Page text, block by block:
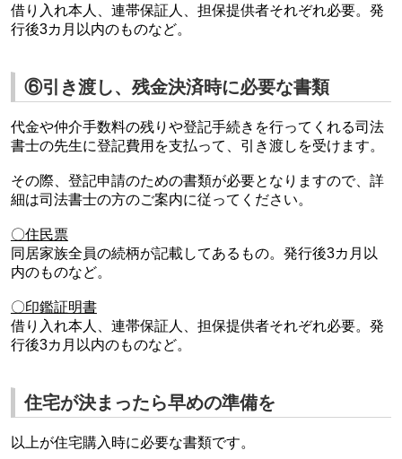
借り入れ本人、連帯保証人、担保提供者それぞれ必要。発
行後3カ月以内のものなど。
⑥引き渡し、残金決済時に必要な書類
代金や仲介手数料の残りや登記手続きを行ってくれる司法
書士の先生に登記費用を支払って、引き渡しを受けます。
その際、登記申請のための書類が必要となりますので、詳
細は司法書士の方のご案内に従ってください。
〇住民票
同居家族全員の続柄が記載してあるもの。発行後3カ月以
内のものなど。
〇印鑑証明書
借り入れ本人、連帯保証人、担保提供者それぞれ必要。発
行後3カ月以内のものなど。
住宅が決まったら早めの準備を
以上が住宅購入時に必要な書類です。